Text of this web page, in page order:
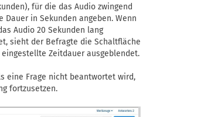
für die das Audio zwingend
in Sekunden angeben. Wenn
Audio 20 Sekunden lang
sieht der Befragte die Schaltfläche
Zeitdauer ausgeblendet.
eine Frage nicht beantwortet wird,
fortzusetzen.